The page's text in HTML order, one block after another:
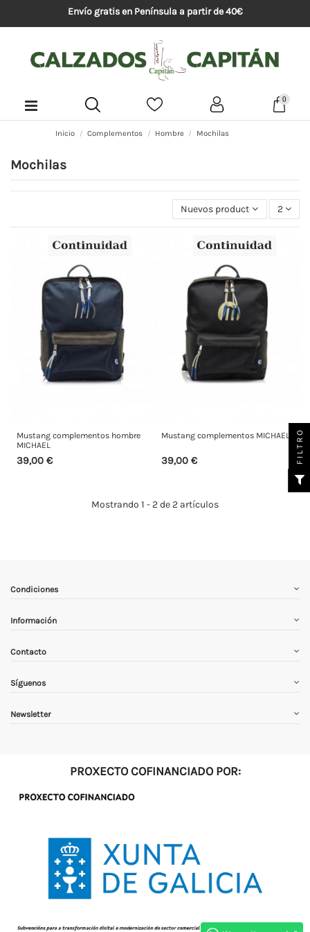
Envío gratis en Península a partir de 40€
0
Inicio Complementos Hombre Mochilas
Mochilas
Nuevos productos primeros
2
Mustang complementos hombre
MICHAEL
39,00 €
Mustang complementos MICHAEL
39,00 €
Mostrando 1 - 2 de 2 artículos
Condiciones
Información
Contacto
Síguenos
Newsletter
PROXECTO COFINANCIADO POR:
FILTRO